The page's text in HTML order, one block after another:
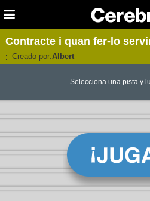
Contracte i quan fer-lo
Creado por:Albert
Selecciona una pista y